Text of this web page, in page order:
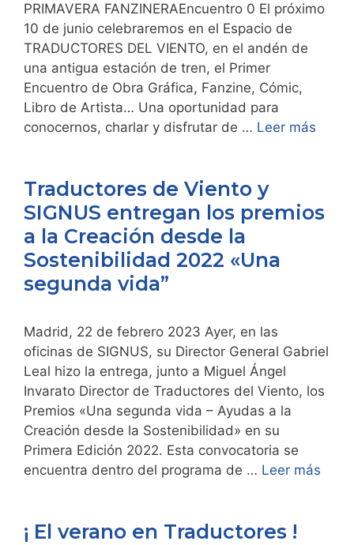
PRIMAVERA FANZINERAEncuentro 0 El próximo
10 de junio celebraremos en el Espacio de
TRADUCTORES DEL VIENTO, en el andén de
una antigua estación de tren, el Primer
Encuentro de Obra Gráfica, Fanzine, Cómic,
Libro de Artista… Una oportunidad para
conocernos, charlar y disfrutar de … Leer más
Traductores de Viento y
SIGNUS entregan los premios
a la Creación desde la
Sostenibilidad 2022 «Una
segunda vida”
Madrid, 22 de febrero 2023 Ayer, en las
oficinas de SIGNUS, su Director General Gabriel
Leal hizo la entrega, junto a Miguel Ángel
Invarato Director de Traductores del Viento, los
Premios «Una segunda vida – Ayudas a la
Creación desde la Sostenibilidad» en su
Primera Edición 2022. Esta convocatoria se
encuentra dentro del programa de … Leer más
¡ El verano en Traductores !